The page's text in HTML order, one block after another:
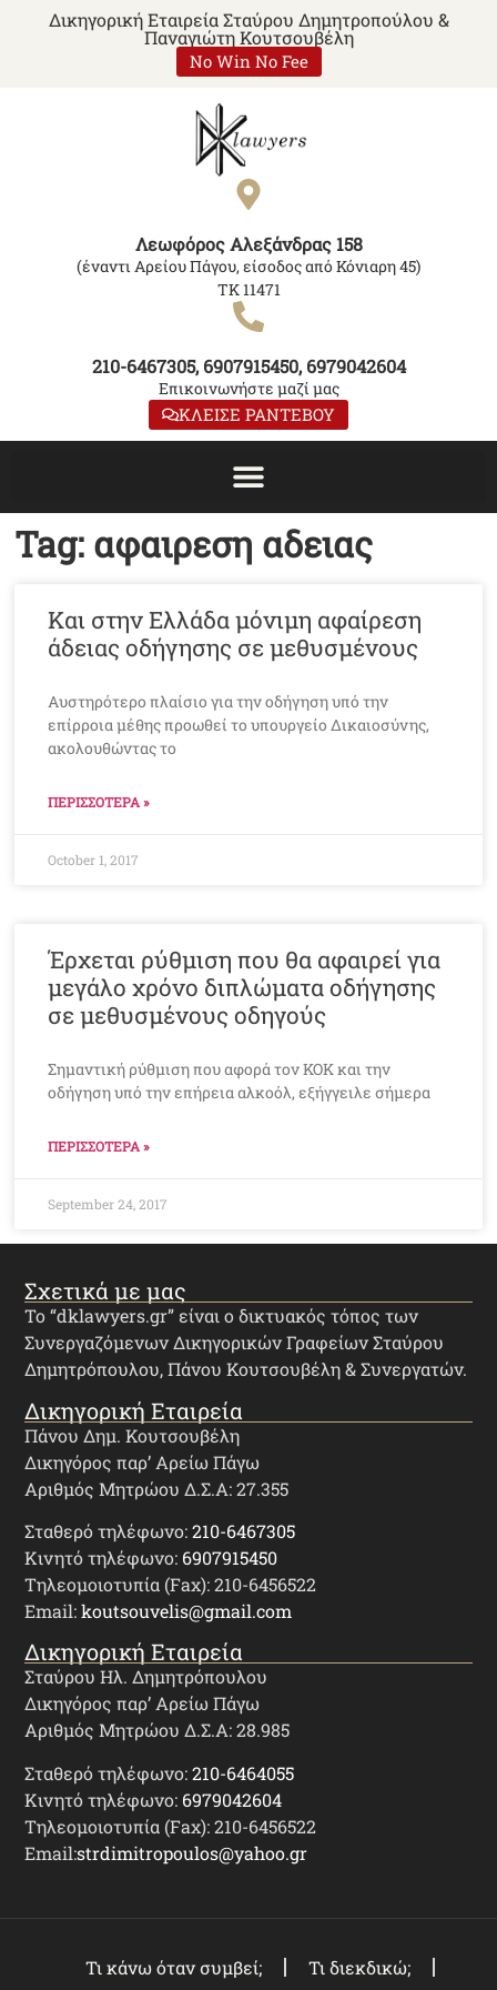
Δικηγορική Εταιρεία Σταύρου Δημητροπούλου &
Παναγιώτη Κουτσουβέλη
No Win No Fee
Λεωφόρος Αλεξάνδρας 158
(έναντι Αρείου Πάγου, είσοδος από Κόνιαρη 45)
ΤΚ 11471
210-6467305, 6907915450, 6979042604
Επικοινωνήστε μαζί μας
ΚΛΕΙΣΕ ΡΑΝΤΕΒΟΥ
Tag: αφαιρεση αδειας
Και στην Ελλάδα μόνιμη αφαίρεση
άδειας οδήγησης σε μεθυσμένους
Αυστηρότερο πλαίσιο για την οδήγηση υπό την
επίρροια μέθης προωθεί το υπουργείο Δικαιοσύνης,
ακολουθώντας το
ΠΕΡΙΣΣΟΤΕΡΑ »
October 1, 2017
Έρχεται ρύθμιση που θα αφαιρεί για
μεγάλο χρόνο διπλώματα οδήγησης
σε μεθυσμένους οδηγούς
Σημαντική ρύθμιση που αφορά τον ΚΟΚ και την
οδήγηση υπό την επήρεια αλκοόλ, εξήγγειλε σήμερα
ΠΕΡΙΣΣΟΤΕΡΑ »
September 24, 2017
Σχετικά με μας
Το “dklawyers.gr” είναι ο δικτυακός τόπος των
Συνεργαζόμενων Δικηγορικών Γραφείων Σταύρου
Δημητρόπουλου, Πάνου Κουτσουβέλη & Συνεργατών.
Δικηγορική Εταιρεία
Πάνου Δημ. Κουτσουβέλη
Δικηγόρος παρ’ Αρείω Πάγω
Αριθμός Μητρώου Δ.Σ.Α: 27.355
Σταθερό τηλέφωνο:210-6467305
Κινητό τηλέφωνο: 6907915450
Τηλεομοιοτυπία (Fax): 210-6456522
Email:koutsouvelis@gmail.com
Δικηγορική Εταιρεία
Σταύρου Ηλ. Δημητρόπουλου
Δικηγόρος παρ’ Αρείω Πάγω
Αριθμός Μητρώου Δ.Σ.Α: 28.985
Σταθερό τηλέφωνο:210-6464055
Κινητό τηλέφωνο: 6979042604
Τηλεομοιοτυπία (Fax): 210-6456522
Email:strdimitropoulos@yahoo.gr
Τι κάνω όταν συμβεί; Τι διεκδικώ;